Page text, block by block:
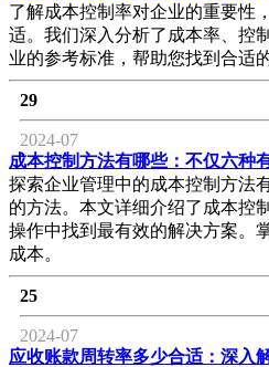
了解成本控制率对企业的重要性
适。我们深入分析了成本率、控
业的参考标准，帮助您找到合适
29
2024-07
成本控制方法有哪些：不仅六种
探索企业管理中的成本控制方法
的方法。本文详细介绍了成本控
操作中找到最有效的解决方案。
成本。
25
2024-07
应收账款周转率多少合适：深入